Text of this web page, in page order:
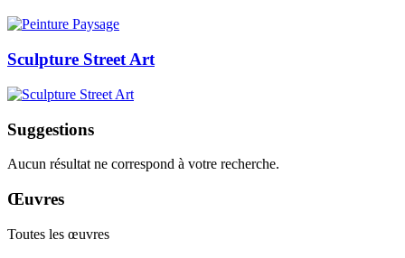
Sculpture Street Art
Suggestions
Aucun résultat ne correspond à votre recherche.
Œuvres
Toutes les œuvres